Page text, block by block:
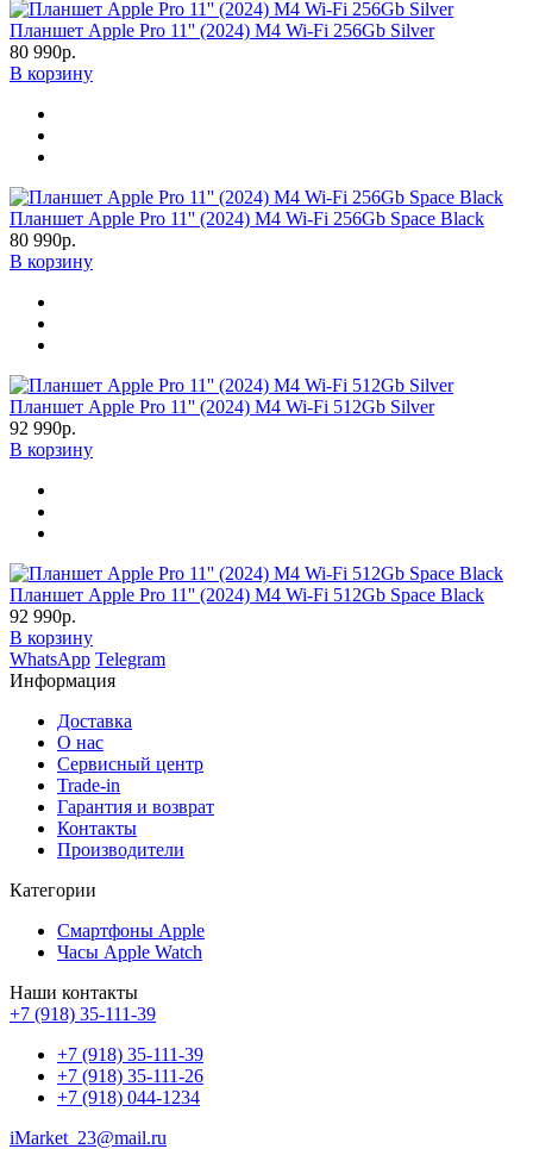
Планшет Apple Pro 11'' (2024) M4 Wi-Fi 256Gb Silver
80 990р.
В корзину
Планшет Apple Pro 11'' (2024) M4 Wi-Fi 256Gb Space Black
80 990р.
В корзину
Планшет Apple Pro 11'' (2024) M4 Wi-Fi 512Gb Silver
92 990р.
В корзину
Планшет Apple Pro 11'' (2024) M4 Wi-Fi 512Gb Space Black
92 990р.
В корзину
WhatsApp Telegram
Информация
Доставка
О нас
Сервисный центр
Trade-in
Гарантия и возврат
Контакты
Производители
Категории
Смартфоны Apple
Часы Apple Watch
Наши контакты
+7 (918) 35-111-39
+7 (918) 35-111-39
+7 (918) 35-111-26
+7 (918) 044-1234
iMarket_23@mail.ru